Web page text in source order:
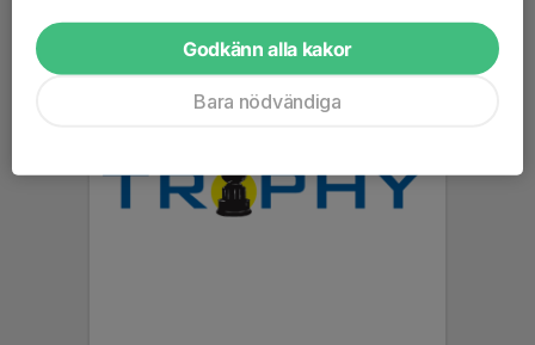
Godkänn alla kakor
Bara nödvändiga